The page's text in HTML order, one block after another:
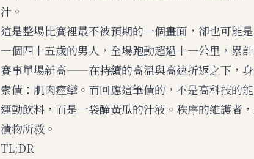
汁。
這是整場比賽裡最不被預期的一個畫面，卻也可能
一個四十五歲的男人，全場跑動超過十一公里，
賽事單場新高——在持續的高溫與高速折返之下，
索債：肌肉痙攣。而回應這筆債的，不是高科技的
運動飲料，而是一袋醃黃瓜的汁液。秩序的維護者
漬物所救。
TL;DR